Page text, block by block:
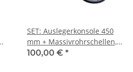
SET: Auslegerkonsole 450
mm + Massivrohrschellen,
Schiebemuttern +
100,00 € *